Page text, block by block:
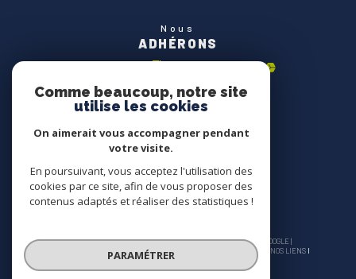
Nous
ADHÉRONS
© 2026 | TOUS DROITS RÉSERVÉS | TRADUCTION POWERED BY GOOGLE |
PLAN DU SITE MENTIONS LÉGALES ADMIN
NOS LIENS
POLITIQUE RGPD
Comme beaucoup, notre site
utilise les cookies
On aimerait vous accompagner pendant
votre visite.
En poursuivant, vous acceptez l'utilisation des
cookies par ce site, afin de vous proposer des
contenus adaptés et réaliser des statistiques !
PARAMÉTRER